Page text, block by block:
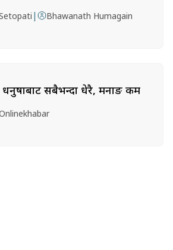
| Bhawanath Humagain
धनुषाबाट सबैभन्दा धेरै, मनाङ कम